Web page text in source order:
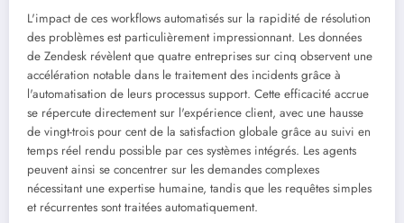
L'impact de ces workflows automatisés sur la rapidité de résolution
des problèmes est particulièrement impressionnant. Les données
de Zendesk révèlent que quatre entreprises sur cinq observent une
accélération notable dans le traitement des incidents grâce à
l'automatisation de leurs processus support. Cette efficacité accrue
se répercute directement sur l'expérience client, avec une hausse
de vingt-trois pour cent de la satisfaction globale grâce au suivi en
temps réel rendu possible par ces systèmes intégrés. Les agents
peuvent ainsi se concentrer sur les demandes complexes
nécessitant une expertise humaine, tandis que les requêtes simples
et récurrentes sont traitées automatiquement.